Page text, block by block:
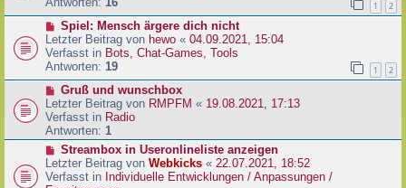
t
r
a
g
r
B
e
i
t
r
a
g
1 2
N
e
u
e
r
B
e
i
t
a
g
Spiel: Mensch ärgere dich nicht
Letzter Beitrag von hewo « 04.09.2021, 15:04
Verfasst in Bots, Chat-Games, Tools
Antworten: 19 1 2
N
e
u
e
r
B
e
i
Gruß und wunschbox
Letzter Beitrag von RMPFM « 19.08.2021, 17:13
Verfasst in Radio
Antworten: 1
N
e
u
Streambox in Useronlineliste anzeigen
Letzter Beitrag von Webkicks « 22.07.2021, 18:52
Verfasst in Individuelle Entwicklungen / Anpassungen /